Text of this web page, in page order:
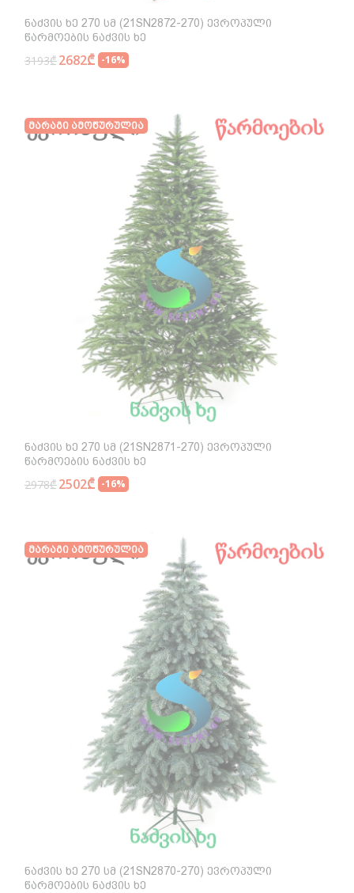
Ნაძვის Ხე 270 Სმ (21SN2872-270) Ევროპული
Წარმოების Ნაძვის Ხე
3193₾2682₾ -16%
Მარაგი Ამოწურულია
Ნაძვის Ხე 270 Სმ (21SN2871-270) Ევროპული
Წარმოების Ნაძვის Ხე
2978₾2502₾ -16%
Მარაგი Ამოწურულია
Ნაძვის Ხე 270 Სმ (21SN2870-270) Ევროპული
Წარმოების Ნაძვის Ხე